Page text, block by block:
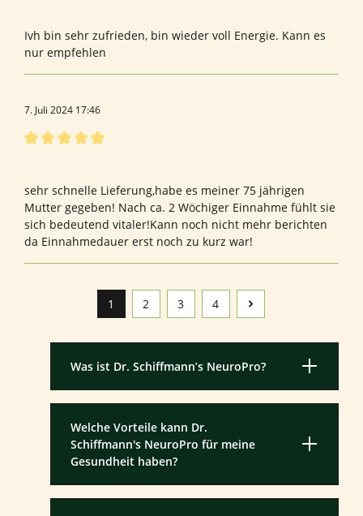
Ivh bin sehr zufrieden, bin wieder voll Energie. Kann es
nur empfehlen
7. Juli 2024 17:46
sehr schnelle Lieferung,habe es meiner 75 jährigen
Mutter gegeben! Nach ca. 2 Wöchiger Einnahme fühlt sie
sich bedeutend vitaler!Kann noch nicht mehr berichten
da Einnahmedauer erst noch zu kurz war!
Seite
1 Seite
2 Seite
3 Seite
4
Was ist Dr. Schiffmann’s NeuroPro?
Welche Vorteile kann Dr.
Schiffmann's NeuroPro für meine
Gesundheit haben?